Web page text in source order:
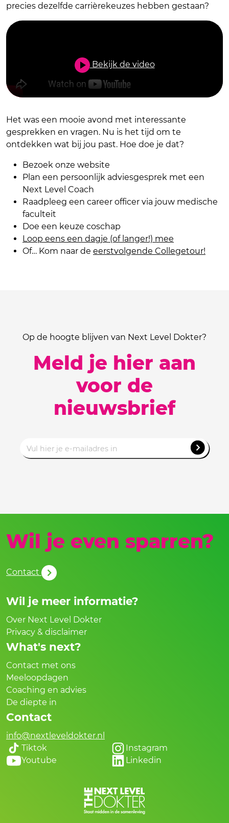
precies dezelfde carrièrekeuzes hebben gestaan?
Bekijk de video
Het was een mooie avond met interessante
gesprekken en vragen. Nu is het tijd om te
ontdekken wat bij jou past. Hoe doe je dat?
Bezoek onze website
Plan een persoonlijk adviesgesprek met een
Next Level Coach
Raadpleeg een career officer via jouw medische
faculteit
Doe een keuze coschap
Loop eens een dagje (of langer!) mee
Of… Kom naar de eerstvolgende Collegetour!
Op de hoogte blijven van Next Level Dokter?
Meld je hier aan
voor de
nieuwsbrief
Wil je even sparren?
Contact
Wil je meer informatie?
Over Next Level Dokter
Privacy & disclaimer
What's next?
Contact met ons
Meeloopdagen
Coaching en advies
De diepte in
Contact
info@nextleveldokter.nl
Tiktok
Instagram
Youtube
Linkedin